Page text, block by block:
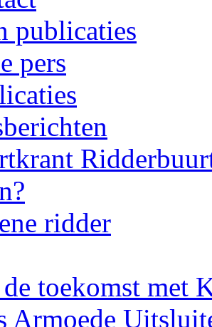
publicaties
pers
ridder
toekomst met
Armoede